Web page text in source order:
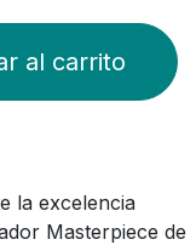
al carrito
la excelencia
Masterpiece de